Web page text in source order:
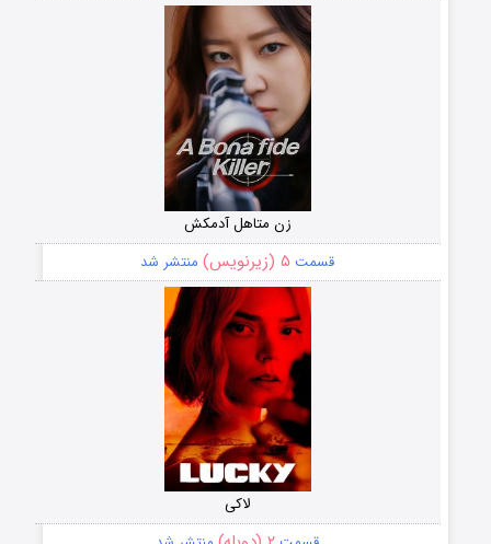
زن متاهل آدمکش
قسمت ۵ (زیرنویس) منتشر شد
لاکی